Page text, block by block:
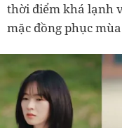
thời điểm khá lạnh
mặc đồng phục